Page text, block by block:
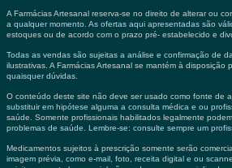
A Farmácias Artesanal reserva-se no direito de alterar ou
a qualquer momento. As ofertas aqui apresentadas são
estoques ou de acordo com o prazo pré- estabelecido e
Todas as vendas são sujeitas a análise e confirmação de
ilustrativas. A Farmácias Artesanal se mantém à disposição
quaisquer dúvidas.
O conteúdo deste site não deve ser usado como fonte de
substituir em hipótese alguma a consulta médica e ou
saúde. Somente profissionais habilitados legalmente
problemas de saúde. Lembre-se: consulte sempre um
Medicamentos sujeitos à prescrição somente serão
imagem prévia, como e-mail, foto, receita digital e ou